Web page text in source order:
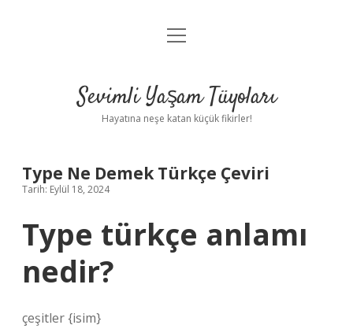
Anasayfa
Yasal Uyarı
menüyü
Sevimli Yaşam Tüyoları
Hayatına neşe katan küçük fikirler!
Type Ne Demek Türkçe Çeviri
Tarih: Eylül 18, 2024
Type türkçe anlamı
nedir?
çeşitler {isim}